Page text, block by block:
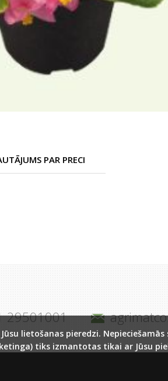
PAR PRECI
29501001
lietošanas pieredzi.
tiks izmantotas tikai ar Jūsu